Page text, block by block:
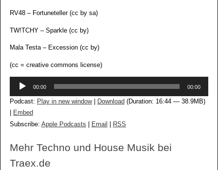
RV48 – Fortuneteller (cc by sa)
TW!TCHY – Sparkle (cc by)
Mala Testa – Excession (cc by)
(cc = creative commons license)
Audio-
00:00 00:00
Podcast: Play in new window| Download (Duration: 16:44 — 38.9MB)
Embed
Subscribe: Apple Podcasts Email RSS
Mehr Techno und House Musik bei
Traex.de